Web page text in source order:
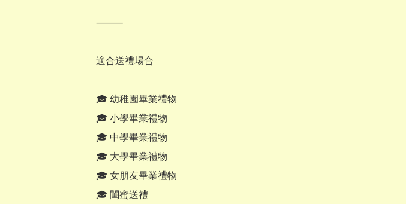
⸻
適合送禮場合
🎓 幼稚園畢業禮物
🎓 小學畢業禮物
🎓 中學畢業禮物
🎓 大學畢業禮物
🎓 女朋友畢業禮物
🎓 閨蜜送禮